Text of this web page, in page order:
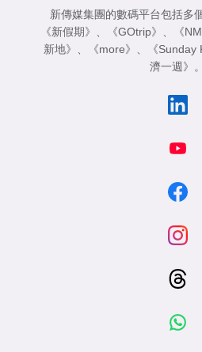
新傳媒集團的數碼平台包括多
《新假期》 、 《GOtrip》 、 《
新地》 、 《more》 、 《Sunday
濟一週》 。